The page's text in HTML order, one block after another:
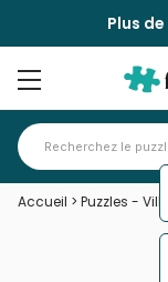
Plus
Accueil > Puzzles -